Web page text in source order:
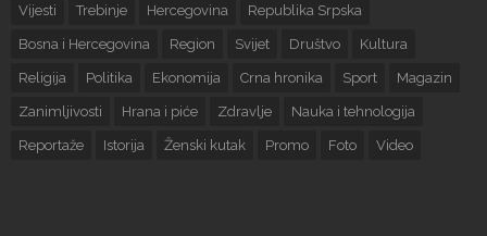
Vijesti Trebinje Hercegovina Republika Srpska
Bosna i Hercegovina Region Svijet Društvo Kultura
Religija Politika Ekonomija Crna hronika Sport Magazin
Zanimljivosti Hrana i piće Zdravlje Nauka i tehnologija
Reportaže Istorija Ženski kutak Promo Foto Video